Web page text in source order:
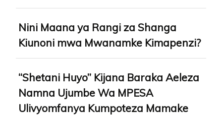
Nini Maana ya Rangi za Shanga
Kiunoni mwa Mwanamke Kimapenzi?
“Shetani Huyo” Kijana Baraka Aeleza
Namna Ujumbe Wa MPESA
Ulivyomfanya Kumpoteza Mamake